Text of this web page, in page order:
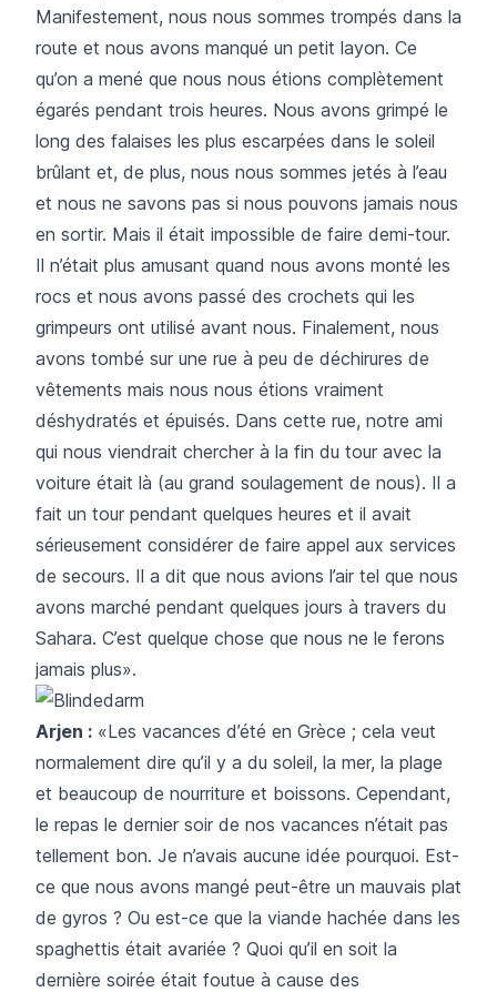
Manifestement, nous nous sommes trompés dans la
route et nous avons manqué un petit layon. Ce
qu’on a mené que nous nous étions complètement
égarés pendant trois heures. Nous avons grimpé le
long des falaises les plus escarpées dans le soleil
brûlant et, de plus, nous nous sommes jetés à l’eau
et nous ne savons pas si nous pouvons jamais nous
en sortir. Mais il était impossible de faire demi-tour.
Il n’était plus amusant quand nous avons monté les
rocs et nous avons passé des crochets qui les
grimpeurs ont utilisé avant nous. Finalement, nous
avons tombé sur une rue à peu de déchirures de
vêtements mais nous nous étions vraiment
déshydratés et épuisés. Dans cette rue, notre ami
qui nous viendrait chercher à la fin du tour avec la
voiture était là (au grand soulagement de nous). Il a
fait un tour pendant quelques heures et il avait
sérieusement considérer de faire appel aux services
de secours. Il a dit que nous avions l’air tel que nous
avons marché pendant quelques jours à travers du
Sahara. C’est quelque chose que nous ne le ferons
jamais plus».
Arjen : «Les vacances d’été en Grèce ; cela veut
normalement dire qu’il y a du soleil, la mer, la plage
et beaucoup de nourriture et boissons. Cependant,
le repas le dernier soir de nos vacances n’était pas
tellement bon. Je n’avais aucune idée pourquoi. Est-
ce que nous avons mangé peut-être un mauvais plat
de gyros ? Ou est-ce que la viande hachée dans les
spaghettis était avariée ? Quoi qu’il en soit la
dernière soirée était foutue à cause des